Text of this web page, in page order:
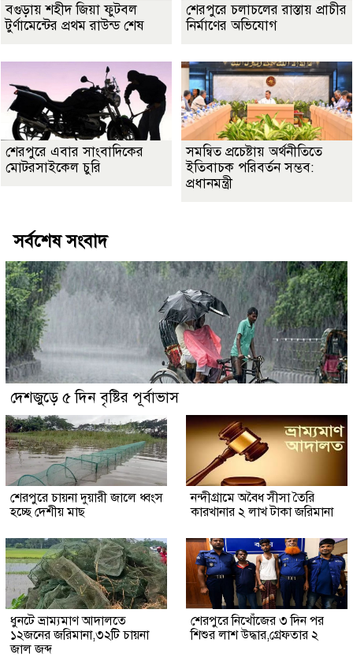
বগুড়ায় শহীদ জিয়া ফুটবল
টুর্ণামেন্টের প্রথম রাউন্ড শেষ
শেরপুরে চলাচলের রাস্তায় প্রাচীর
নির্মাণের অভিযোগ
শেরপুরে এবার সাংবাদিকের
মোটরসাইকেল চুরি
সমন্বিত প্রচেষ্টায় অর্থনীতিতে
ইতিবাচক পরিবর্তন সম্ভব:
প্রধানমন্ত্রী
সর্বশেষ সংবাদ
দেশজুড়ে ৫ দিন বৃষ্টির পূর্বাভাস
শেরপুরে চায়না দুয়ারী জালে ধ্বংস
হচ্ছে দেশীয় মাছ
নন্দীগ্রামে অবৈধ সীসা তৈরি
কারখানার ২ লাখ টাকা জরিমানা
ধুনটে ভ্রাম্যমাণ আদালতে
১২জনের জরিমানা,৩২টি চায়না
জাল জব্দ
শেরপুরে নিখোঁজের ৩ দিন পর
শিশুর লাশ উদ্ধার,গ্রেফতার ২